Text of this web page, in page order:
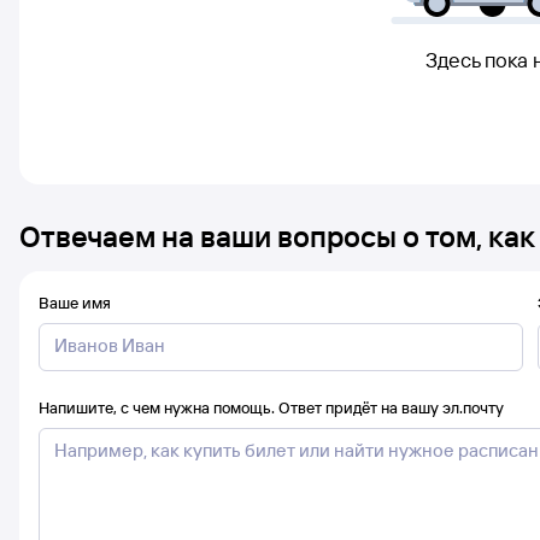
Здесь пока
Отвечаем на ваши вопросы о том, как
Ваше имя
Напишите, с чем нужна помощь. Ответ придёт на вашу эл.почту